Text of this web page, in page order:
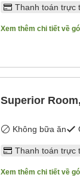
Thanh toán trực
Xem thêm chi tiết về
Superior
Không bữa ăn
Thanh toán trực
Xem thêm chi tiết về